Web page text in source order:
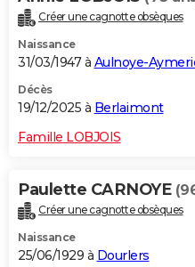
Créer une cagnotte obsèques
Naissance
31/03/1947 à Aulnoye-
Décès
19/12/2025 à Berlaimont
Famille LOBJOIS
Paulette CARNOYE
Créer une cagnotte obsèques
Naissance
25/06/1929 à Dourlers